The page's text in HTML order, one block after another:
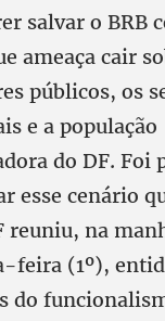
salvar o BRB
ameaça cair
públicos, os
e a população
do DF. Foi
esse cenário
reuniu, na
feira (1º),
do